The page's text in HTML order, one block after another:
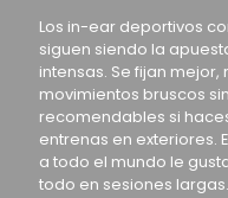
Los in-ear deportivos
siguen siendo la
intensas. Se fijan
movimientos bruscos
recomendables si
entrenas en exteriores.
a todo el mundo le
todo en sesiones largas.